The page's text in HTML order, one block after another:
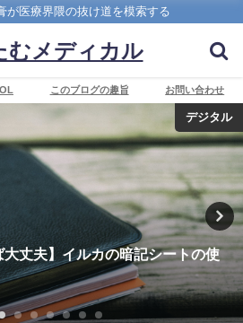
が医療界隈の抜け道を模索する
むメディカル
このブログの趣旨 お問い合わせ
デジタル
丈夫】イルカの暗記シートの使